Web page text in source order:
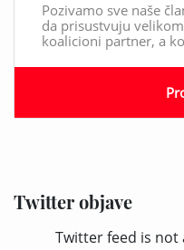
Twitter objave
Twitter feed is not
Pozivamo sve naše
da prisustvuju
koalicioni partner, a